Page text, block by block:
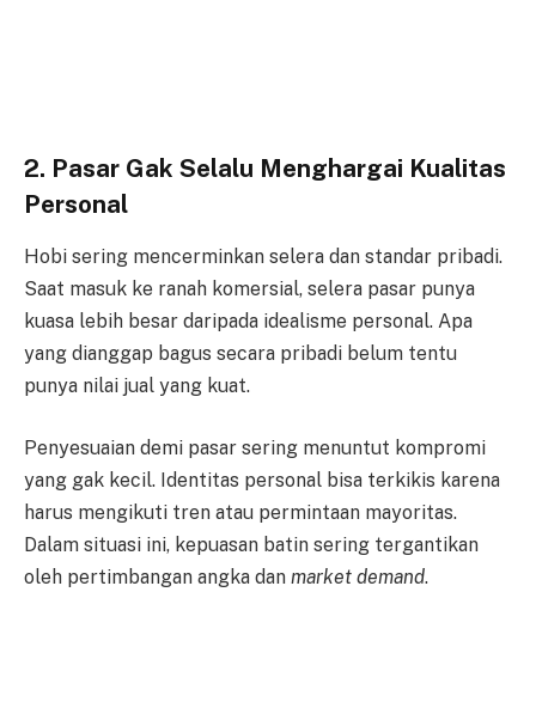
2. Pasar Gak Selalu Menghargai Kualitas
Personal
Hobi sering mencerminkan selera dan standar pribadi.
Saat masuk ke ranah komersial, selera pasar punya
kuasa lebih besar daripada idealisme personal. Apa
yang dianggap bagus secara pribadi belum tentu
punya nilai jual yang kuat.
Penyesuaian demi pasar sering menuntut kompromi
yang gak kecil. Identitas personal bisa terkikis karena
harus mengikuti tren atau permintaan mayoritas.
Dalam situasi ini, kepuasan batin sering tergantikan
oleh pertimbangan angka dan market demand.